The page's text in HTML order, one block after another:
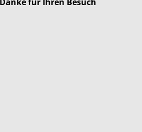
für Ihren Besuch